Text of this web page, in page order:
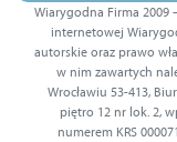
Wiarygodna Firma 2009
internetowej
autorskie oraz prawo
w nim zawartych
Wrocławiu 53-413,
piętro 12 nr lok. 2,
numerem KRS